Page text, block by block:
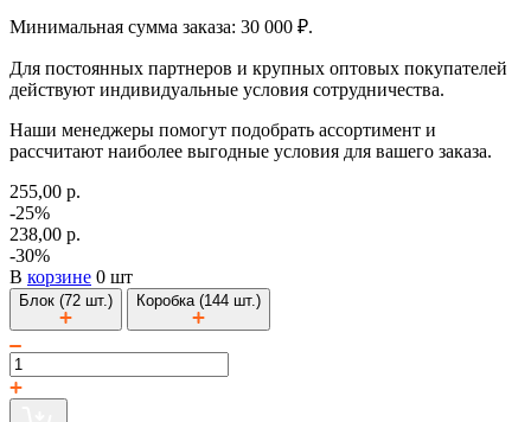
Минимальная сумма заказа: 30 000 ₽.
Для постоянных партнеров и крупных оптовых покупателей
действуют индивидуальные условия сотрудничества.
Наши менеджеры помогут подобрать ассортимент и
рассчитают наиболее выгодные условия для вашего заказа.
255,00 р.
-25%
238,00 р.
-30%
В корзине 0 шт
Блок (72 шт.) Коробка (144 шт.)